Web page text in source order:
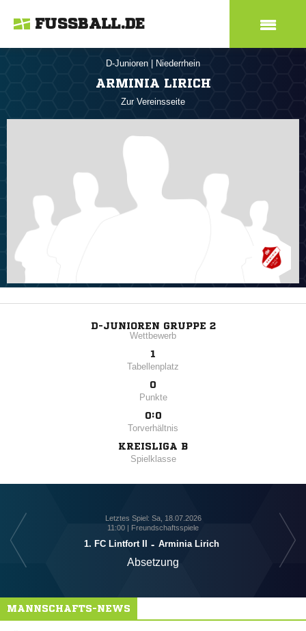
FUSSBALL.DE
D-Junioren Niederrhein
ARMINIA LIRICH
Zur Vereinsseite
D-JUNIOREN GRUPPE 2
Wettbewerb
1
Tabellenplatz
0
Punkte
0:0
Torverhältnis
KREISLIGA B
Spielklasse
Letztes Spiel: Sa, 18.07.2026
11:00 | Freundschaftsspiele
1. FC Lintfort II - Arminia Lirich
Absetzung
MANNSCHAFTS-NEWS